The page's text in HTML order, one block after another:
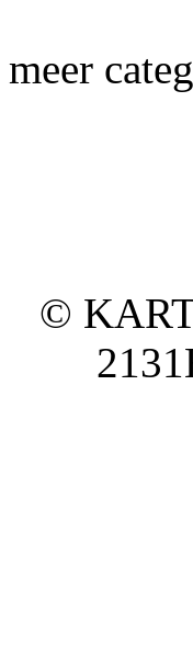
meer
© KART